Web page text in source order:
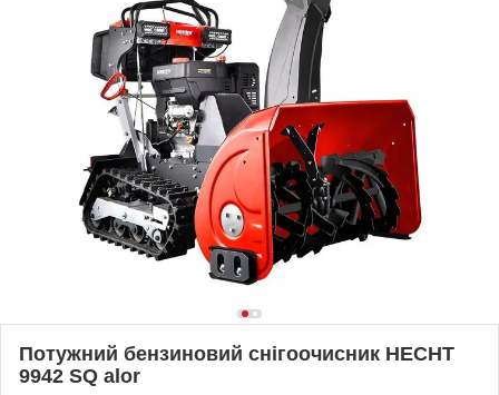
Потужний бензиновий снігоочисник HECHT
9942 SQ alor